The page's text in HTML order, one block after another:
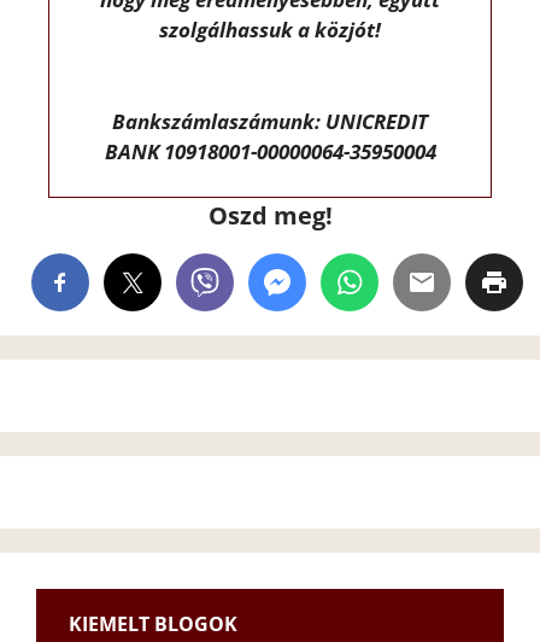
szolgálhassuk a közjót!
Bankszámlaszámunk: UNICREDIT
BANK 10918001-00000064-35950004
Oszd meg!
KIEMELT BLOGOK